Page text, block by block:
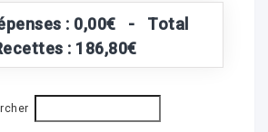
: 0,00€ - Total
: 186,80€